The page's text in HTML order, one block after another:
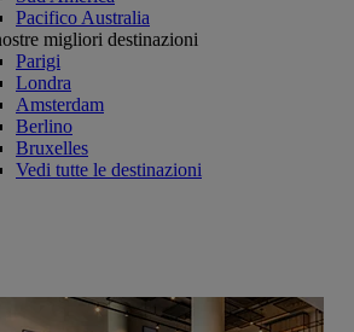
Pacifico Australia
migliori destinazioni
Parigi
Londra
Amsterdam
Berlino
Bruxelles
Vedi tutte le destinazioni